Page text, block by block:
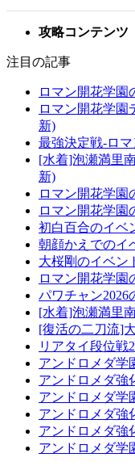
攻略コンテンツ
注目の記事
ロマン開花学園
ロマン開花学園
新)
最強決定戦-ロ
[水着]泡瀬満里
新)
ロマン開花学園
ロマン開花学園
初白百合のイベ
朝顔かえでのイ
大桜剛のイベン
ロマン開花学園
パワチャン2026
[水着]泡瀬満里
[復活の二刀流]
リアタイ段位戦
アンドロメダ学
アンドロメダ強
アンドロメダ学
アンドロメダ強
アンドロメダ強
アンドロメダ学